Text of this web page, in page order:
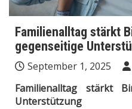
Familienalltag stärkt
gegenseitige
September 1, 2025
Familienalltag stärkt
Unterstützung